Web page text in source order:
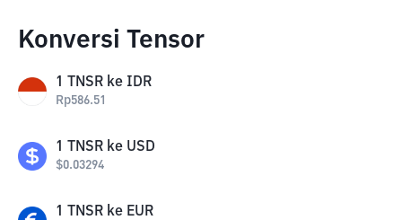
Konversi Tensor
1 TNSR ke IDR
Rp586.51
1 TNSR ke USD
$0.03294
1 TNSR ke EUR